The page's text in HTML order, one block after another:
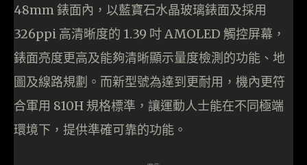
48mm 錶面內，以藍寶石水晶玻璃錶面及採用
326ppi 高清晰度的 1.39 吋 AMOLED 觸控屏幕，
錶面亮度更高及能夠清晰顯示量度檢測的功能、地
圖及線路規劃。而新型號為達到更耐用，機內更符
合軍用 810H 規格標準，讓運動人士能在不同極端
環境下，提供準確可靠的功能。